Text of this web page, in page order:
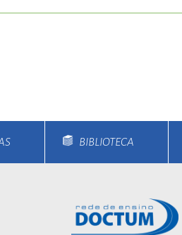
BIBLIOTECA